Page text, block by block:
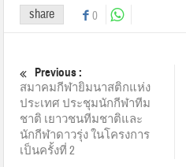
share 0
Previous :
สมาคมกีฬายิมนาสติกแห่ง
ประเทศ ประชุมนักกีฬาทีม
ชาติ เยาวชนทีมชาติและ
นักกีฬาดาวรุ่ง ในโครงการ
เป็นครั้งที่ 2